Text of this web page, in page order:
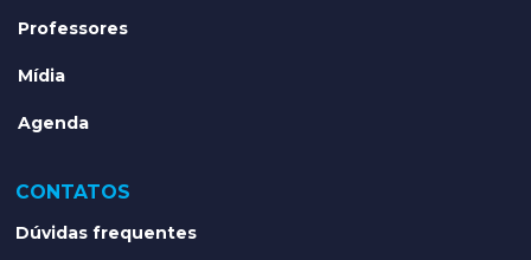
Professores
Mídia
Agenda
CONTATOS
Dúvidas frequentes